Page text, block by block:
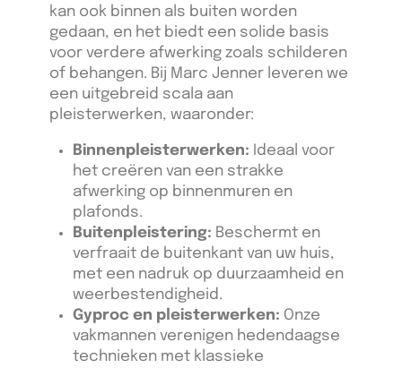
kan ook binnen als buiten worden
gedaan, en het biedt een solide basis
voor verdere afwerking zoals schilderen
of behangen. Bij Marc Jenner leveren we
een uitgebreid scala aan
pleisterwerken, waaronder:
Binnenpleisterwerken: Ideaal voor
het creëren van een strakke
afwerking op binnenmuren en
plafonds.
Buitenpleistering: Beschermt en
verfraait de buitenkant van uw huis,
met een nadruk op duurzaamheid en
weerbestendigheid.
Gyproc en pleisterwerken: Onze
vakmannen verenigen hedendaagse
technieken met klassieke